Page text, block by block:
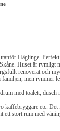
Häglinge.
Huset är rymligt
renoverat och
familjen, men rymmer
med toalett, dusch
kaffebryggare etc. Det
ett stort rum med